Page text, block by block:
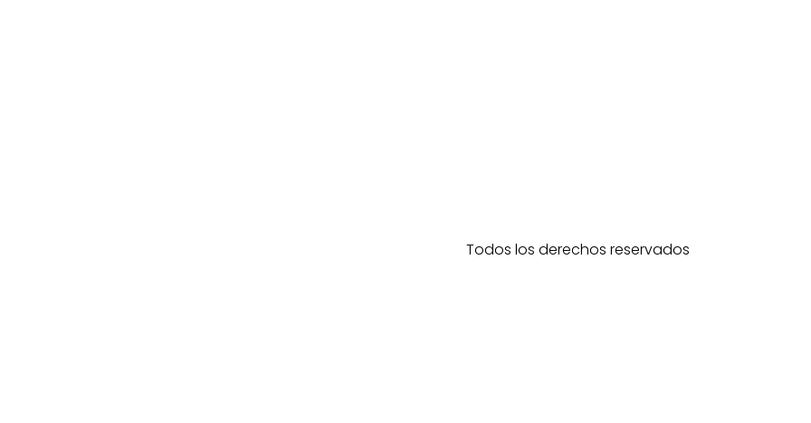
Todos los derechos reservados